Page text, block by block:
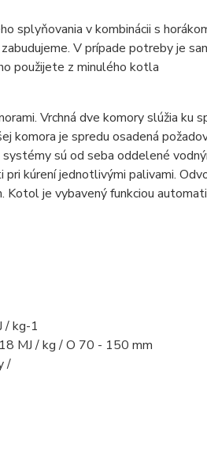
splyňovania v kombinácii s
V prípade potreby je
použijete z minulého kotla
Vrchná dve komory slúžia ku
komora je spredu osadená
sú od seba oddelené
kúrení jednotlivými palivami.
Kotol je vybavený funkciou
/ kg-1
MJ / kg / O 70 - 150 mm
/